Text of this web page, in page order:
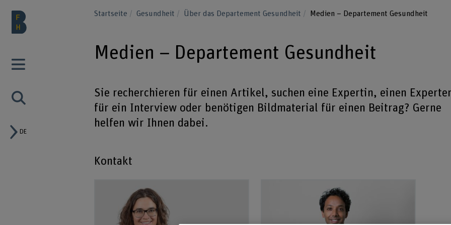
DE
Startseite Gesundheit Über das Departement Gesundheit Medien – Departement Gesundheit
Medien – Departement Gesundheit
Sie recherchieren für einen Artikel, suchen eine Expertin, einen
für ein Interview oder benötigen Bildmaterial für einen Beitrag? Gerne
helfen wir Ihnen dabei.
Kontakt